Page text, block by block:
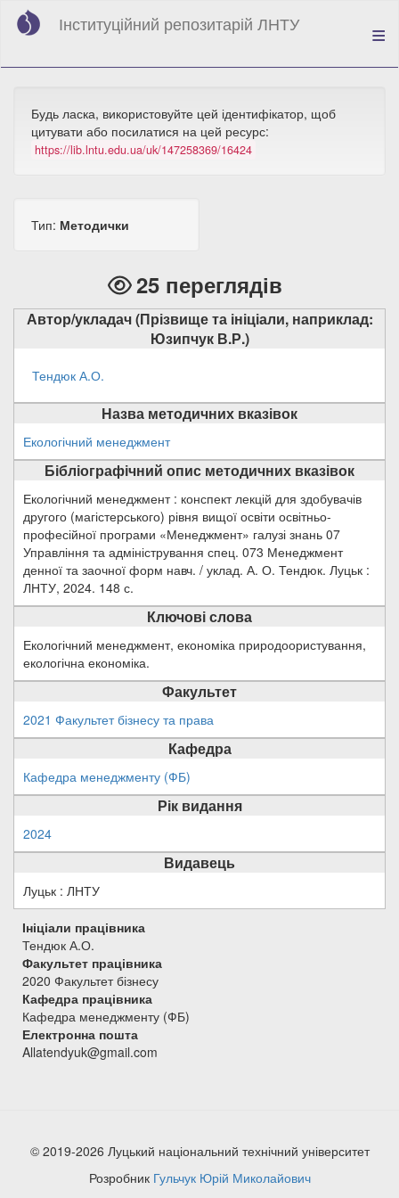
Перейти
вмісту
Інституційний репозитарій ЛНТУ
Будь ласка, використовуйте цей ідентифікатор, щоб
цитувати або посилатися на цей ресурс:
https://lib.lntu.edu.ua/uk/147258369/16424
Тип: Методички
25 переглядів
Автор/укладач (Прізвище та ініціали, наприклад:
Юзипчук В.Р.)
Тендюк А.О.
Назва методичних вказівок
Екологічний менеджмент
Бібліографічний опис методичних вказівок
Екологічний менеджмент : конспект лекцій для здобувачів
другого (магістерського) рівня вищої освіти освітньо-
професійної програми «Менеджмент» галузі знань 07
Управління та адміністрування спец. 073 Менеджмент
денної та заочної форм навч. / уклад. А. О. Тендюк. Луцьк :
ЛНТУ, 2024. 148 с.
Ключові слова
Екологічний менеджмент, економіка природоористування,
екологічна економіка.
Факультет
2021 Факультет бізнесу та права
Кафедра
Кафедра менеджменту (ФБ)
Рік видання
2024
Видавець
Луцьк : ЛНТУ
Ініціали працівника
Тендюк А.О.
Факультет працівника
2020 Факультет бізнесу
Кафедра працівника
Кафедра менеджменту (ФБ)
Електронна пошта
Allatendyuk@gmail.com
© 2019-2026 Луцький національний технічний університет
Розробник Гульчук Юрій Миколайович